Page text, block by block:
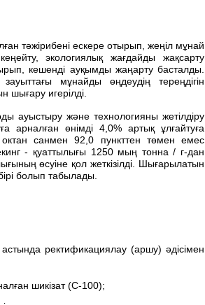
тәжірибені ескере отырып, жеңіл мұнай
экологиялық жағдайды жақсарту
кешенді ауқымды жаңарту басталды.
мұнайды өңдеудің тереңдігін
шығару игерілді.
ауыстыру және технологияны жетілдіру
арналған өнімді 4,0% артық ұлғайтуға
октан санмен 92,0 пункттен төмен емес
- қуаттылығы 1250 мың тонна / г-дан
өсуіне қол жеткізілді. Шығарылатын
болып табылады.
ректификациялау (аршу) әдісімен
шикізат (С-100);